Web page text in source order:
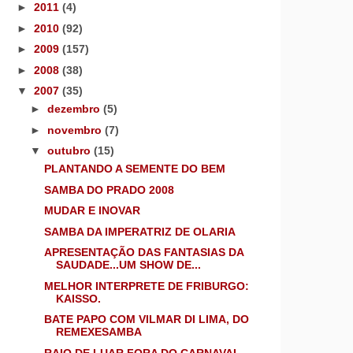
► 2011 (4)
► 2010 (92)
► 2009 (157)
► 2008 (38)
▼ 2007 (35)
► dezembro (5)
► novembro (7)
▼ outubro (15)
PLANTANDO A SEMENTE DO BEM
SAMBA DO PRADO 2008
MUDAR E INOVAR
SAMBA DA IMPERATRIZ DE OLARIA
APRESENTAÇÃO DAS FANTASIAS DA
SAUDADE...UM SHOW DE...
MELHOR INTERPRETE DE FRIBURGO:
KAISSO.
BATE PAPO COM VILMAR DI LIMA, DO
REMEXESAMBA